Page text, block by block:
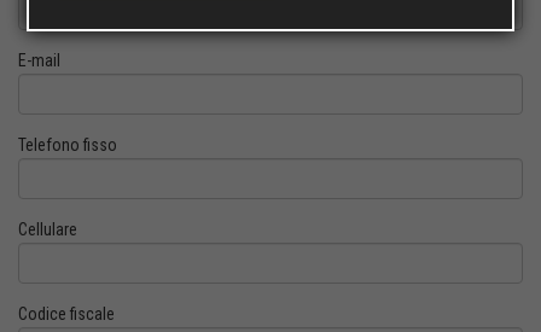
E-mail
Telefono fisso
Cellulare
Codice fiscale